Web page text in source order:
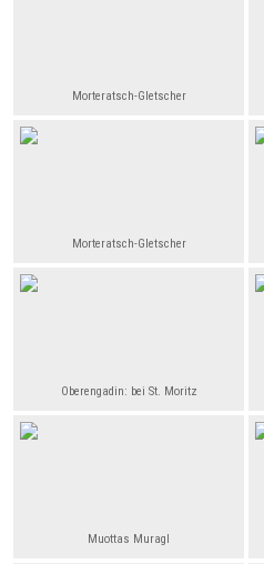
Morteratsch-Gletscher
Morteratsch-Gletscher
Oberengadin: bei St. Moritz
Muottas Muragl